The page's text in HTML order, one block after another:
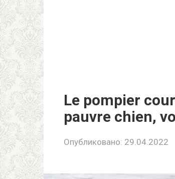
Le pоmpiеr
pаuvrе chiеn,
Опубликовано: 29.04.2022